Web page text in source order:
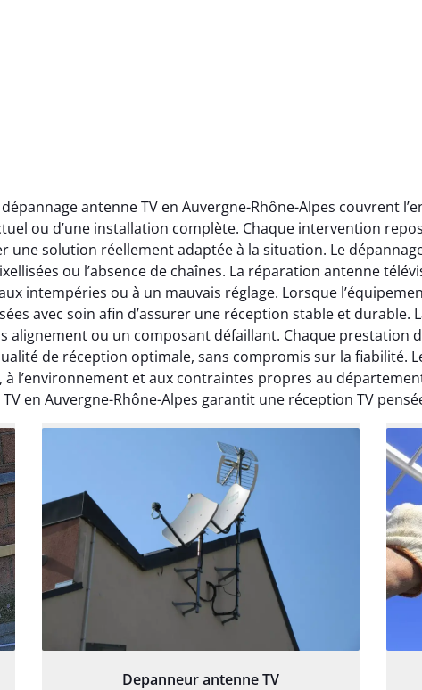
antenne TV en Auvergne-Rhône-Alpes couvrent
ou d’une installation complète. Chaque intervention
une solution réellement adaptée à la situation. Le
ou l’absence de chaînes. La réparation antenne
intempéries ou à un mauvais réglage. Lorsque
avec soin afin d’assurer une réception stable et
alignement ou un composant défaillant. Chaque prestation
de réception optimale, sans compromis sur la fiabilité.
l’environnement et aux contraintes propres au
en Auvergne-Rhône-Alpes garantit une réception TV
Depanneur antenne TV